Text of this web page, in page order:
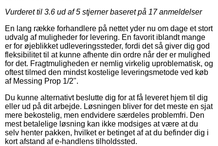
Vurderet til 3.6 ud af 5 stjerner baseret på 17anmeldelser
En lang række forhandlere på nettet yder nu om dage et stort
udvalg af muligheder for levering. En favorit iblandt mange
er for øjeblikket udleveringssteder, fordi det så giver dig god
fleksibilitet til at kunne afhente din ordre når der er mulighed
for det. Fragtmuligheden er nemlig virkelig uproblematisk, og
oftest tilmed den mindst kostelige leveringsmetode ved køb
af Messing Prop 1/2".
Du kunne alternativt beslutte dig for at få leveret hjem til dig
eller ud på dit arbejde. Løsningen bliver for det meste en sjat
mere bekostelig, men endvidere særdeles problemfri. Den
mest betalelige løsning kan ikke modsiges at være at du
selv henter pakken, hvilket er betinget af at du befinder dig i
kort afstand af e-handlens tilholdssted.